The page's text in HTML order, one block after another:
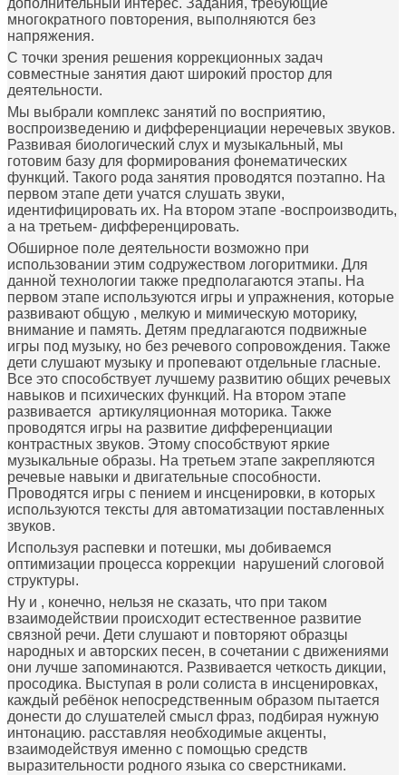
дополнительный интерес. Задания, требующие
многократного повторения, выполняются без
напряжения.
С точки зрения решения коррекционных задач
совместные занятия дают широкий простор для
деятельности.
Мы выбрали комплекс занятий по восприятию,
воспроизведению и дифференциации неречевых звуков.
Развивая биологический слух и музыкальный, мы
готовим базу для формирования фонематических
функций. Такого рода занятия проводятся поэтапно. На
первом этапе дети учатся слушать звуки,
идентифицировать их. На втором этапе -воспроизводить,
а на третьем- дифференцировать.
Обширное поле деятельности возможно при
использовании этим содружеством логоритмики. Для
данной технологии также предполагаются этапы. На
первом этапе используются игры и упражнения, которые
развивают общую , мелкую и мимическую моторику,
внимание и память. Детям предлагаются подвижные
игры под музыку, но без речевого сопровождения. Также
дети слушают музыку и пропевают отдельные гласные.
Все это способствует лучшему развитию общих речевых
навыков и психических функций. На втором этапе
развивается артикуляционная моторика. Также
проводятся игры на развитие дифференциации
контрастных звуков. Этому способствуют яркие
музыкальные образы. На третьем этапе закрепляются
речевые навыки и двигательные способности.
Проводятся игры с пением и инсценировки, в которых
используются тексты для автоматизации поставленных
звуков.
Используя распевки и потешки, мы добиваемся
оптимизации процесса коррекции нарушений слоговой
структуры.
Ну и , конечно, нельзя не сказать, что при таком
взаимодействии происходит естественное развитие
связной речи. Дети слушают и повторяют образцы
народных и авторских песен, в сочетании с движениями
они лучше запоминаются. Развивается четкость дикции,
просодика. Выступая в роли солиста в инсценировках,
каждый ребёнок непосредственным образом пытается
донести до слушателей смысл фраз, подбирая нужную
интонацию. расставляя необходимые акценты,
взаимодействуя именно с помощью средств
выразительности родного языка со сверстниками.